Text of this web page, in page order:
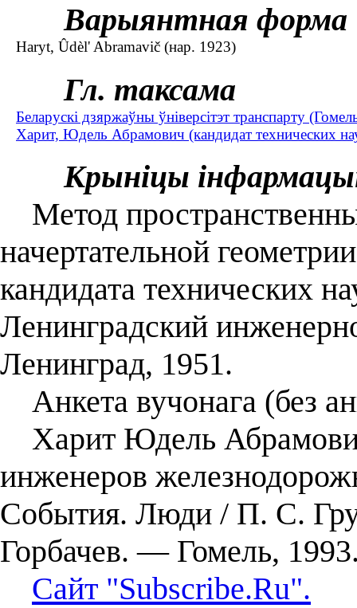
Варыянтная форма
Haryt, Ûdèl' Abramavič (нар. 1923)
Гл. таксама
Беларускі дзяржаўны ўніверсітэт транспарту
Харит, Юдель Абрамович (кандидат технических
Крыніцы
Метод
начертательной
кандидата технических
Ленинградский
Ленинград, 1951.
Анкета вучонага (без
Харит Юдель
инженеров
События. Люди / П. С.
Горбачев. — Гомель,
Сайт "Subscribe.Ru".